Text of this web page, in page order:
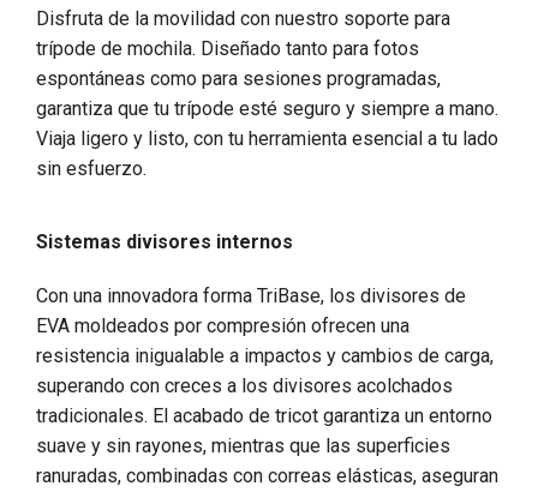
Disfruta de la movilidad con nuestro soporte para
trípode de mochila. Diseñado tanto para fotos
espontáneas como para sesiones programadas,
garantiza que tu trípode esté seguro y siempre a mano.
Viaja ligero y listo, con tu herramienta esencial a tu lado
sin esfuerzo.
Sistemas divisores internos
Con una innovadora forma TriBase, los divisores de
EVA moldeados por compresión ofrecen una
resistencia inigualable a impactos y cambios de carga,
superando con creces a los divisores acolchados
tradicionales. El acabado de tricot garantiza un entorno
suave y sin rayones, mientras que las superficies
ranuradas, combinadas con correas elásticas, aseguran